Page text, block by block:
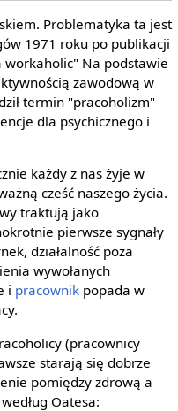
Problematyka ta jest
1971 roku po publikacji
workaholic" Na podstawie
zawodową w
termin "pracoholizm"
dla psychicznego i
każdy z nas żyje w
cześć naszego życia.
traktują jako
pierwsze sygnały
działalność poza
wywołanych
i pracownikpopada w
(pracownicy
starają się dobrze
pomiędzy zdrową a
Oatesa: